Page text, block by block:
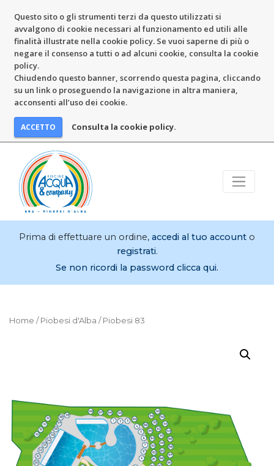
Questo sito o gli strumenti terzi da questo utilizzati si
avvalgono di cookie necessari al funzionamento ed utili alle
finalità illustrate nella cookie policy. Se vuoi saperne di più o
negare il consenso a tutti o ad alcuni cookie, consulta la cookie
policy.
Chiudendo questo banner, scorrendo questa pagina, cliccando
su un link o proseguendo la navigazione in altra maniera,
acconsenti all’uso dei cookie.
Consulta la cookie policy.
Prima di effettuare un ordine, accedi al tuo account o
registrati.
Se non ricordi la password clicca qui.
Home /Piobesi d'Alba / Piobesi 83